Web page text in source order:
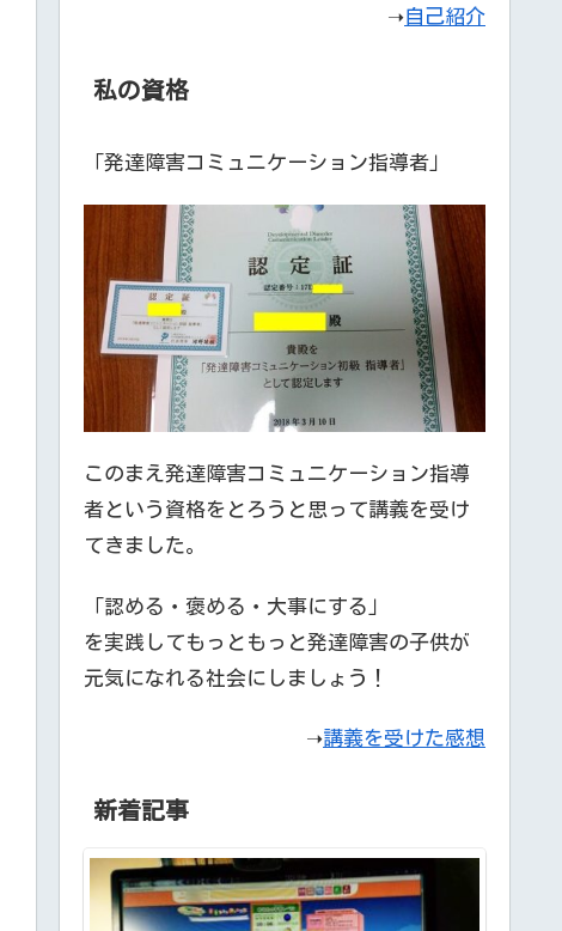
➝自己紹介
私の資格
「発達障害コミュニケーション指導者」
このまえ発達障害コミュニケーション指導
者という資格をとろうと思って講義を受け
てきました。
「認める・褒める・大事にする」
を実践してもっともっと発達障害の子供が
元気になれる社会にしましょう！
➝講義を受けた感想
新着記事